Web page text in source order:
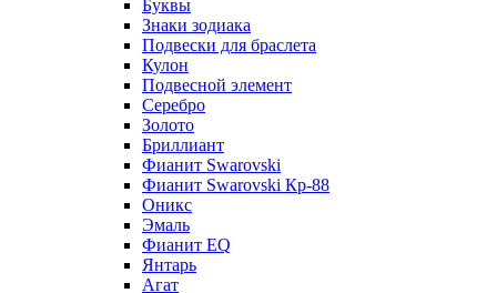
Буквы
Знаки зодиака
Подвески для браслета
Кулон
Подвесной элемент
Серебро
Золото
Бриллиант
Фианит Swarovski
Фианит Swarovski Кр-88
Оникс
Эмаль
Фианит EQ
Янтарь
Агат